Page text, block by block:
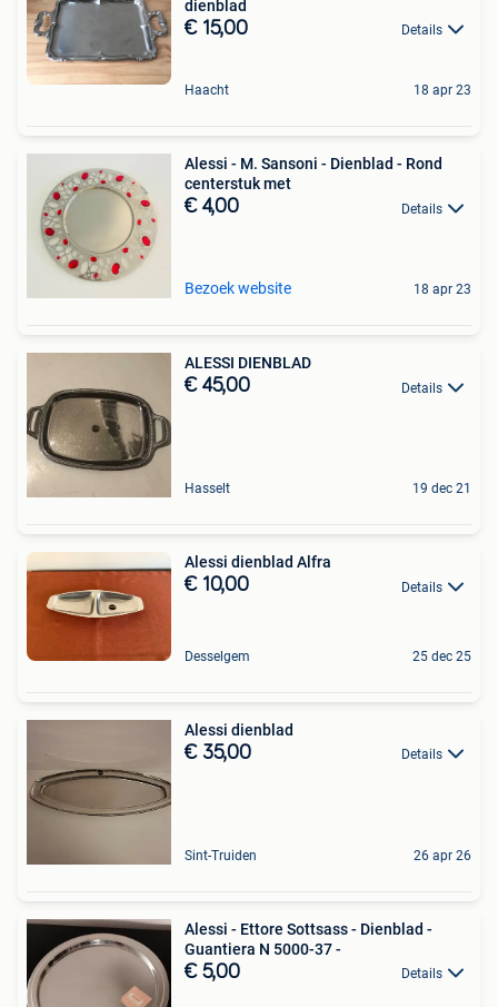
dienblad
€ 15,00 Details
Haacht 18 apr 23
Alessi - M. Sansoni - Dienblad - Rond
centerstuk met
€ 4,00 Details
Bezoek website 18 apr 23
ALESSI DIENBLAD
€ 45,00 Details
Hasselt 19 dec 21
Alessi dienblad Alfra
€ 10,00 Details
Desselgem 25 dec 25
Alessi dienblad
€ 35,00 Details
Sint-Truiden 26 apr 26
Alessi - Ettore Sottsass - Dienblad -
Guantiera N 5000-37 -
€ 5,00 Details